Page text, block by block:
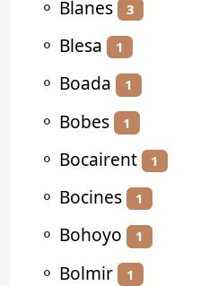
⚬ Blanes 3
⚬ Blesa 1
⚬ Boada 1
⚬ Bobes 1
⚬ Bocairent 1
⚬ Bocines 1
⚬ Bohoyo 1
⚬ Bolmir 1